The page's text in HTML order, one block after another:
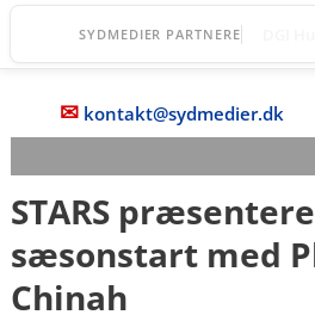
SYDMEDIER PARTNERE
✉ kontakt@sydmedier.dk
STARS
sæsonstart med
Chinah